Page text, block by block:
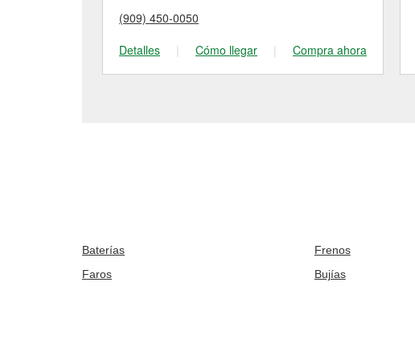
(909) 450-0050
Detalles
| Cómo llegar | Compra ahora
Baterías Frenos
Faros
Bujías